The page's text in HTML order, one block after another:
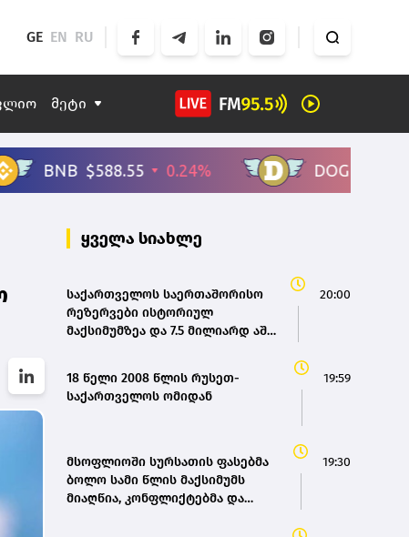
GE EN RU
მეტი
ყველა სიახლე
საქართველოს საერთაშორისო
რეზერვები ისტორიულ
მაქსიმუმზეა და 7.5 მილიარდ აშშ
20:00
18 წელი 2008 წლის რუსეთ-
საქართველოს ომიდან
19:59
მსოფლიოში სურსათის ფასებმა
ბოლო სამი წლის მაქსიმუმს
მიაღწია, კონფლიქტებმა და
19:30